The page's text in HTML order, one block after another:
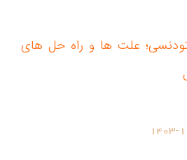
علت ها و راه حل های
1403-